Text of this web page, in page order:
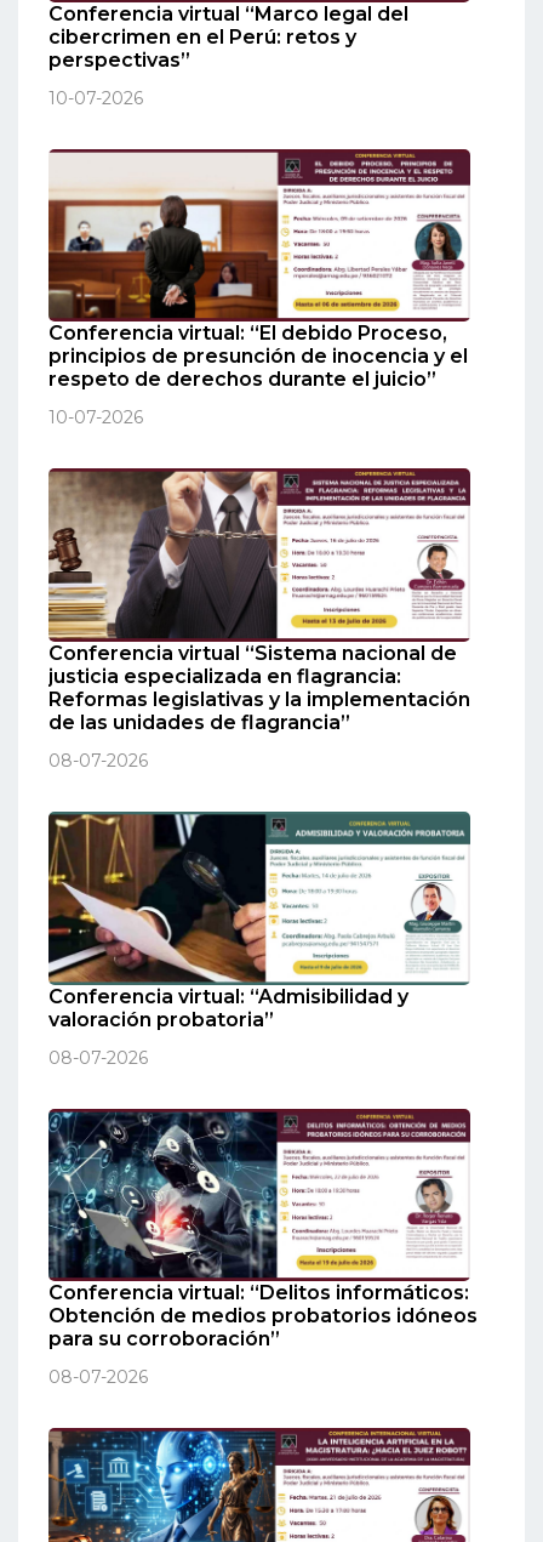
Conferencia virtual “Marco legal del
cibercrimen en el Perú: retos y
perspectivas”
10-07-2026
Conferencia virtual: “El debido Proceso,
principios de presunción de inocencia y el
respeto de derechos durante el juicio”
10-07-2026
Conferencia virtual “Sistema nacional de
justicia especializada en flagrancia:
Reformas legislativas y la implementación
de las unidades de flagrancia”
08-07-2026
Conferencia virtual: “Admisibilidad y
valoración probatoria”
08-07-2026
Conferencia virtual: “Delitos informáticos:
Obtención de medios probatorios idóneos
para su corroboración”
08-07-2026